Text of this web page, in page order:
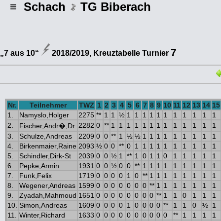
≡ Schach TG Biberach
„7 aus 10“ 2018/2019, Kreuztabelle Turnier 7
Nr. Teilnehmer TWZ 1 2 3 4 5 6 7 8 9 10 11 12 13 14 15
1.
Namyslo,Holger 2275 ** 1 1 ½ 1 1 1 1 1 1 1 1 1 1
1
2.
Fischer,Andr�,Dr. 2282 0 ** 1 1 1 1 1 1 1 1 1 1 1 1
1
3.
Schulze,Andreas 2209 0 0 ** 1 ½ ½ 1 1 1 1 1 1 1 1
1
4.
Birkenmaier,Raine 2093 ½ 0 0 ** 0 1 1 1 1 1 1 1 1 1
1
5.
Schindler,Dirk-St 2039 0 0 ½ 1 ** 1 0 1 1 0 1 1 1 1
1
6.
Pepke,Armin 1931 0 0 ½ 0 0 ** 1 1 1 1 1 1 1 1
1
7.
Funk,Felix 1719 0 0 0 0 1 0 ** 1 1 1 1 1 1 1
1
8.
Wegener,Andreas 1599 0 0 0 0 0 0 0 ** 1 1 1 1 1 1
1
9.
Zyadah,Mahmoud 1651 0 0 0 0 0 0 0 0 ** 1 1 0 1 1
1
10. Simon,Andreas 1609 0 0 0 0 1 0 0 0 0 ** 1 1 0 ½ 1
11. Winter,Richard 1633 0 0 0 0 0 0 0 0 0 0 ** 1 1 1
1